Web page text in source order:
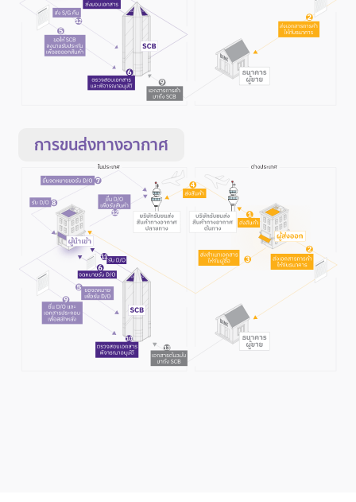
การขนส่งทางอากาศ